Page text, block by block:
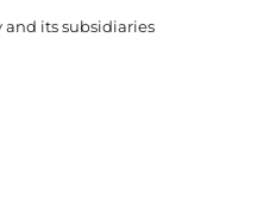
and its subsidiaries